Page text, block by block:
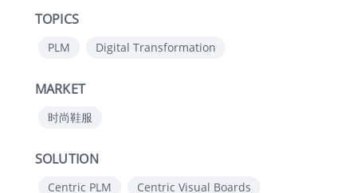
TOPICS
PLM Digital Transformation
MARKET
时尚鞋服
SOLUTION
Centric PLM Centric Visual Boards